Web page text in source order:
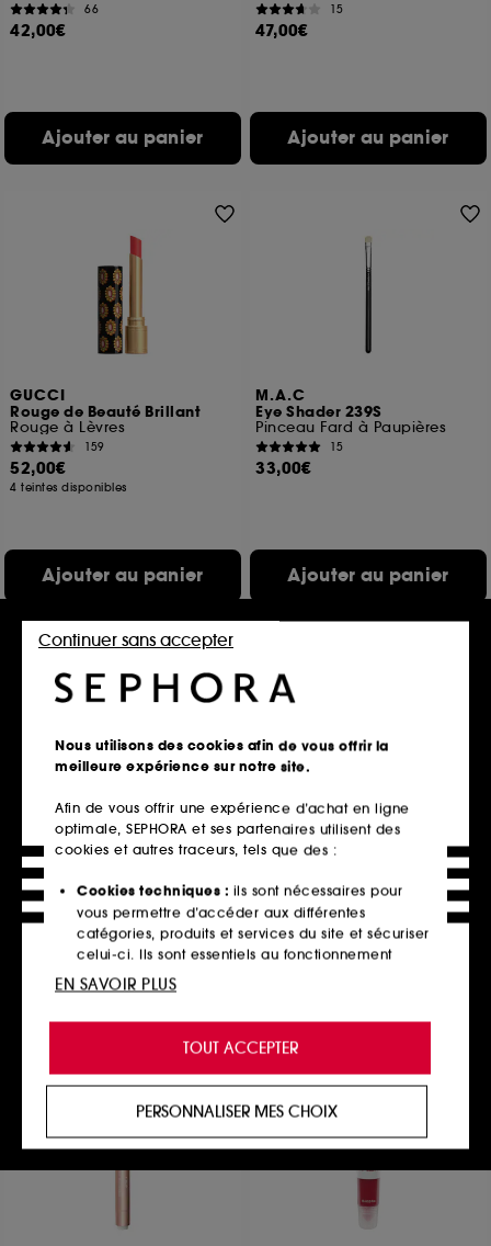
66
42,00€
Ajouter au panier
15
47,00€
Ajouter au panier
GUCCI
Rouge de Beauté Brillant
Rouge à Lèvres
159
52,00€
4 teintes disponibles
Ajouter au panier
M.A.C
Eye Shader 239S
Pinceau Fard à Paupières
15
33,00€
Ajouter au panier
LANCÔME
Brôw Define Pencil
Crayon sourcils
12
36,00€
2 teintes disponibles
NATASHA DENONA
My dream Lip crayon
256
27,00€
Nous utilisons des cookies afin de vous offrir la
meilleure expérience sur notre site.
Afin de vous offrir une expérience d’achat en ligne
optimale, SEPHORA et ses partenaires utilisent des
cookies et autres traceurs, tels que des :
Cookies techniques : ils sont nécessaires pour
vous permettre d’accéder aux différentes
catégories, produits et services du site et sécuriser
celui-ci. Ils sont essentiels au fonctionnement
technique du site et ne peuvent être désactivés.
de vous offrir une expérience enrichie et
personnalisée en vous recommandant des
produits, des services et des contenus qui
proposer des offres promotionnelles adaptées à
votre profil.
Cookies réseaux sociaux et publicité :
ils sont
utilisés pour vous présenter du contenu susceptible
de vous plaire via des publicités, y compris sur des
TOUT ACCEPTER
Continuer sans accepter
PERSONNALISER MES CHOIX
EN SAVOIR PLUS